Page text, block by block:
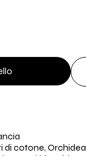
di cotone, Orchidea